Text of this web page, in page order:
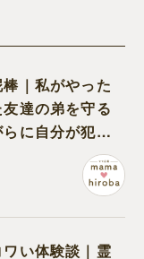
棒｜私がやった
達の弟を守る
に自分が犯人
ワい体験談｜霊